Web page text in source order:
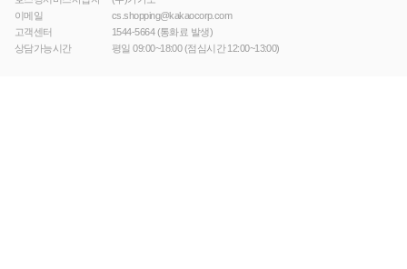
이메일
cs.shopping@kakaocorp.com
고객센터
1544-5664(통화료 발생)
상담가능시간
평일 09:00~18:00 (점심시간 12:00~13:00)